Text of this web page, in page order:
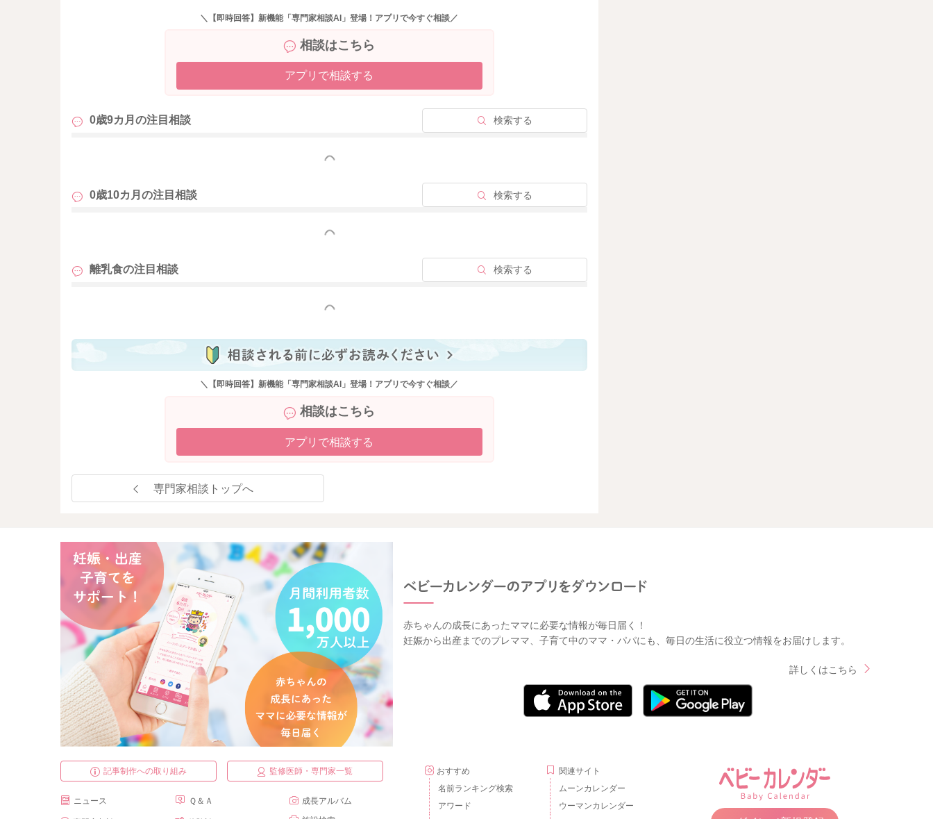
＼【即時回答】新機能「専門家相談AI」登場！アプリで今すぐ相談／
相談はこちら
アプリで相談する
0歳9カ月の注目相談 検索する
もっと見る
0歳10カ月の注目相談 検索する
もっと見る
離乳食の注目相談 検索する
もっと見る
＼【即時回答】新機能「専門家相談AI」登場！アプリで今すぐ相談／
相談はこちら
アプリで相談する
専門家相談トップへ
赤ちゃんの成長にあったママに必要な情報が毎日届く！
妊娠から出産までのプレママ、子育て中のママ・パパにも、毎日の生活に役立つ情報をお届けします。
詳しくはこちら
記事制作への取り組み 監修医師・専門家一覧
ニュース Ｑ＆Ａ
成長アルバム
おすすめ
名前ランキング検索
アワード
関連サイト
ムーンカレンダー
ウーマンカレンダー